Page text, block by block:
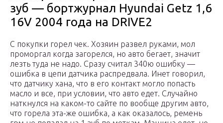
зуб — бортжурнал Hyundai Getz 1,6
16V 2004 года на DRIVE2
С покупки горел чек. Хозяин развел руками, мол
проморгал когда загорелся, но авто бегает, значит
лезть туда не надо. Сразу считал 340ю ошибку —
ошибка в цепи датчика распредвала. Инет говорил,
что датчику хана, что в его контакт могло попасть
масло и все, при условии, что авто едет. Случайно
наткнулся на каком-то сайте по вообще другим авто,
что горела эта-же ошибка, а как оказалось, ремень